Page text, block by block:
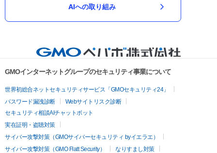
AIへの取り組み
GMOインターネットグループのセキュリティ事業について
世界初総合ネットセキュリティサービス「GMOセキュリティ24」
パスワード漏洩診断
Webサイトリスク診断
セキュリティ相談AIチャットボット
実在証明・盗聴対策
サイバー攻撃対策（GMOサイバーセキュリティ byイエラエ）
サイバー攻撃対策（GMO Flatt Security）
なりすまし対策